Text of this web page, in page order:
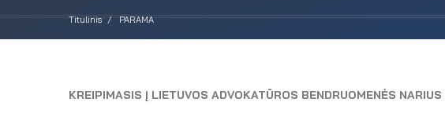
Titulinis PARAMA
KREIPIMASIS Į LIETUVOS ADVOKATŪROS BENDRUOMENĖS NARIUS